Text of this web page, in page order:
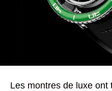
Les montres de luxe ont